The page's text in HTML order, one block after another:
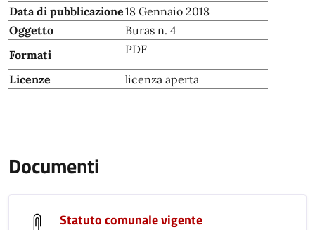
Data di pubblicazione18 Gennaio 2018
Oggetto
Buras n. 4
Formati
PDF
Licenze licenza aperta
Documenti
Statuto comunale vigente